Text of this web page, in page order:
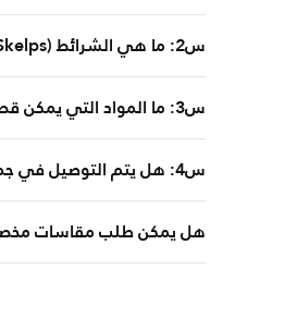
س2: ما هي الشرائط (Skelps) في صناعة الصلب؟
س3: ما المواد التي يمكن قصها؟
س4: هل يتم التوصيل في جميع أنحاء المملكة ودول الخليج؟
هل يمكن طلب مقاسات